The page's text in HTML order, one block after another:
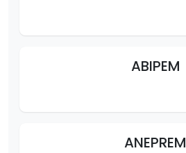
ABIPEM
ANEPREM